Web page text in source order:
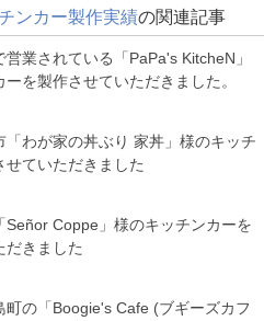
ンカー製作実績の関連記事
業されている「PaPa's KitcheN」
を製作させていただきました。
「わが家の丼ぶり 家丼」様のキッチ
せていただきました
Señor Coppe」様のキッチンカーを
だきました
町の「Boogie's Cafe (ブギーズカフ